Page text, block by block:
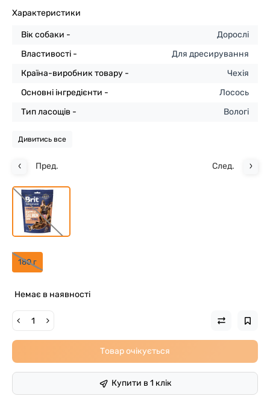
Характеристики
Вік собаки -
Дорослі
Властивості -
Для дресирування
Країна-виробник товару -
Чехія
Основні інгредієнти -
Лосось
Тип ласощів -
Вологі
Дивитись все
Пред. След.
180 г
Немає в наявності
Товар очікується
Купити в 1 клік